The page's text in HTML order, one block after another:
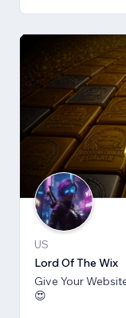
US
Lord Of The Wix
Give Your
😍